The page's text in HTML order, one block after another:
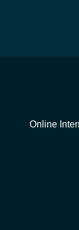
Online